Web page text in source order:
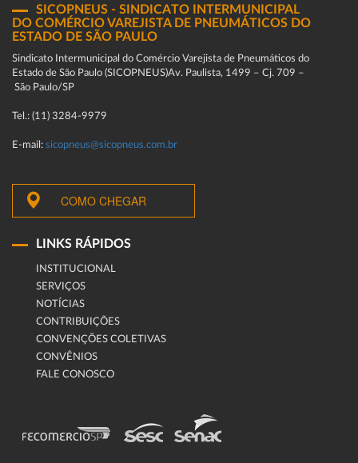
SICOPNEUS - SINDICATO INTERMUNICIPAL
DO COMÉRCIO VAREJISTA DE PNEUMÁTICOS DO
ESTADO DE SÃO PAULO
Sindicato Intermunicipal do Comércio Varejista de Pneumáticos do
Estado de São Paulo (SICOPNEUS)Av. Paulista, 1499 – Cj. 709 –
São Paulo/SP
Tel.: (11) 3284-9979
E-mail: sicopneus@sicopneus.com.br
COMO CHEGAR
LINKS RÁPIDOS
INSTITUCIONAL
SERVIÇOS
NOTÍCIAS
CONTRIBUIÇÕES
CONVENÇÕES COLETIVAS
CONVÊNIOS
FALE CONOSCO